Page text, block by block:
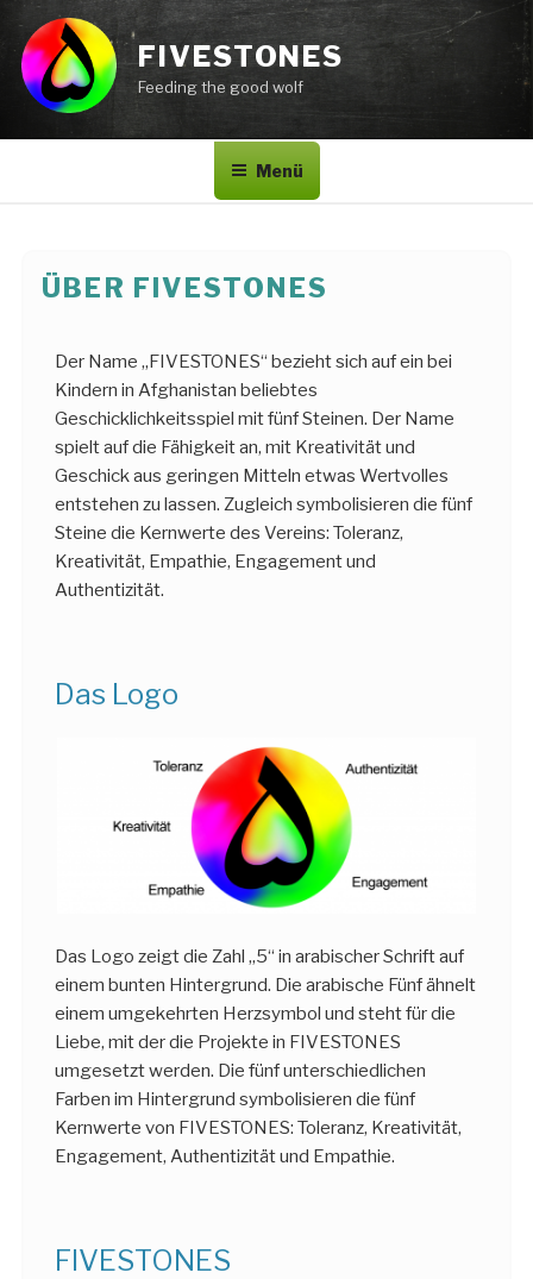
Inhalt
springen
FIVESTONES
Feeding the good wolf
Menü
ÜBER FIVESTONES
Der Name „FIVESTONES“ bezieht sich auf ein bei
Kindern in Afghanistan beliebtes
Geschicklichkeitsspiel mit fünf Steinen. Der Name
spielt auf die Fähigkeit an, mit Kreativität und
Geschick aus geringen Mitteln etwas Wertvolles
entstehen zu lassen. Zugleich symbolisieren die fünf
Steine die Kernwerte des Vereins: Toleranz,
Kreativität, Empathie, Engagement und
Authentizität.
Das Logo
Das Logo zeigt die Zahl „5“ in arabischer Schrift auf
einem bunten Hintergrund. Die arabische Fünf ähnelt
einem umgekehrten Herzsymbol und steht für die
Liebe, mit der die Projekte in FIVESTONES
umgesetzt werden. Die fünf unterschiedlichen
Farben im Hintergrund symbolisieren die fünf
Kernwerte von FIVESTONES: Toleranz, Kreativität,
Engagement, Authentizität und Empathie.
FIVESTONES